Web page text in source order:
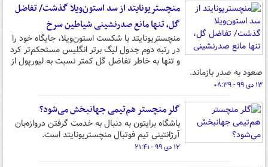
منچستریونایتد از سد استون‌ویلا گذشت/ تفاضل
گل، تنها مانع صدرنشینی شیاطین سرخ
منچستریونایتد با شکست استون‌ویلا، جایگاه خود را
در رتبه دوم جدول لیگ برتر انگلیس مستحکم‌تر کرد
و تنها به خاطر تفاضل گل کمتر نسبت به لیورپول از
صعود به صدر بازماند.
۱۳ دی ۹۹ - ۰۸:۳۹
گلر منچستر هم‌تیمی جهانبخش می‌شود؟
باشگاه برایتون به دنبال به خدمت گرفتن دروازه‌بان
آرژانتینی تیم فوتبال منچستریونایتد است.
۱۲ دی ۹۹ - ۲۱:۴۱